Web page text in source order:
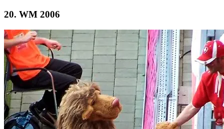
20. WM 2006